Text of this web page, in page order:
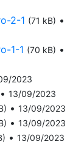
2-1 (71 kB) •
1-1 (70 kB) •
2023
• 13/09/2023
• 13/09/2023
• 13/09/2023
• 13/09/2023